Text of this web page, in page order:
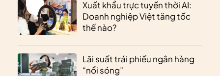
Xuất khẩu trực tuyến thời AI:
Doanh nghiệp Việt tăng tốc
thế nào?
Lãi suất trái phiếu ngân hàng
“nổi sóng”